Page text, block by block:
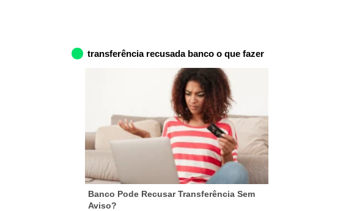
transferência recusada banco o que fazer
Banco Pode Recusar Transferência Sem
Aviso?